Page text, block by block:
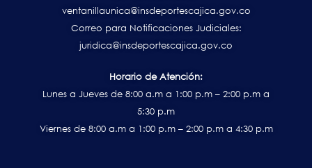
ventanillaunica@insdeportescajica.gov.co
Correo para Notificaciones Judiciales:
juridica@insdeportescajica.gov.co
Horario de Atención:
Lunes a Jueves de 8:00 a.m a 1:00 p.m – 2:00 p.m a
5:30 p.m
Viernes de 8:00 a.m a 1:00 p.m – 2:00 p.m a 4:30 p.m